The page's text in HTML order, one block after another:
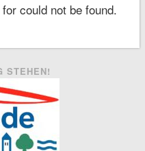
could not be found.
STEHEN!